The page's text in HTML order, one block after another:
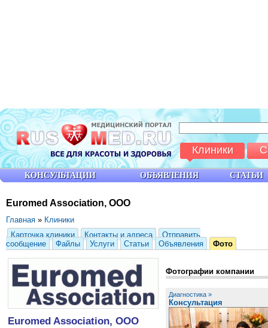
Euromed Association, ООО
Главная » Клиники
Карточка клиники
Контакты и адреса
Отправить
сообщение
Файлы Услуги Статьи Объявления Фото
Euromed Association, ООО
Фотографии компании
Диагностика »
Консультация
КОНСУЛЬТАЦИИ ОБЪЯВЛЕНИЯ СТАТЬИ
Клиники